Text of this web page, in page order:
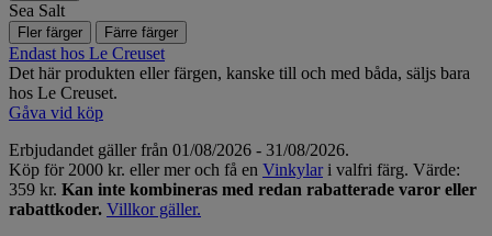
Sea Salt
Fler färger Färre färger
Endast hos Le Creuset
Det här produkten eller färgen, kanske till och med båda, säljs bara
hos Le Creuset.
Gåva vid köp
Erbjudandet gäller från 01/08/2026 - 31/08/2026.
Köp för 2000 kr. eller mer och få en Vinkylari valfri färg. Värde:
359 kr. Kan inte kombineras med redan rabatterade varor eller
rabattkoder. Villkor gäller.